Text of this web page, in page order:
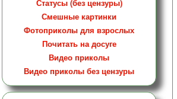
Статусы (без цензуры)
Смешные картинки
Фотоприколы для взрослых
Почитать на досуге
Видео приколы
Видео приколы без цензуры